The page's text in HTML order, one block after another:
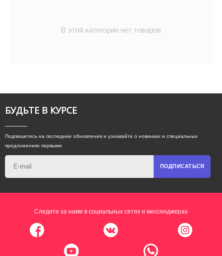
В этой категории нет товаров
БУДЬТЕ В КУРСЕ
Подпишитесь на последние обновления и узнавайте о новинках и специальных
предложениях первыми
ПОДПИСАТЬСЯ
Следите за нами в социальных сетях и мессенджерах